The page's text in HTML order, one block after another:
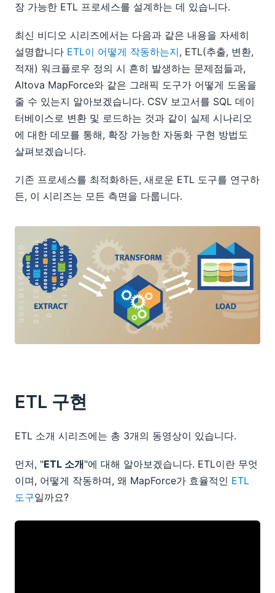
장 가능한 ETL 프로세스를 설계하는 데 있습니다.
최신 비디오 시리즈에서는 다음과 같은 내용을 자세히
설명합니다 ETL이 어떻게 작동하는지, ETL(추출, 변환,
적재) 워크플로우 정의 시 흔히 발생하는 문제점들과,
Altova MapForce와 같은 그래픽 도구가 어떻게 도움을
줄 수 있는지 알아보겠습니다. CSV 보고서를 SQL 데이
터베이스로 변환 및 로드하는 것과 같이 실제 시나리오
에 대한 데모를 통해, 확장 가능한 자동화 구현 방법도
살펴보겠습니다.
기존 프로세스를 최적화하든, 새로운 ETL 도구를 연구하
든, 이 시리즈는 모든 측면을 다룹니다.
ETL 구현
ETL 소개 시리즈에는 총 3개의 동영상이 있습니다.
먼저, "ETL 소개"에 대해 알아보겠습니다. ETL이란 무엇
이며, 어떻게 작동하며, 왜 MapForce가 효율적인 ETL
도구일까요?